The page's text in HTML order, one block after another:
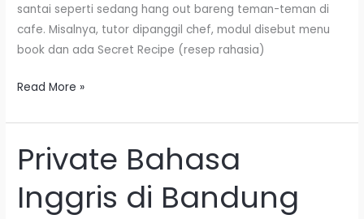
santai seperti sedang hang out bareng teman-teman di
cafe. Misalnya, tutor dipanggil chef, modul disebut menu
book dan ada Secret Recipe (resep rahasia)
Read More »
Private Bahasa
Inggris di Bandung
Private
Bahasa
Inggris
di